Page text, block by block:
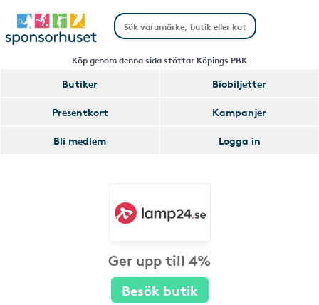
Köp genom denna sida stöttar Köpings PBK
Butiker
Biobiljetter
Presentkort
Kampanjer
Bli medlem
Logga in
Ger upp till 4%
Besök butik